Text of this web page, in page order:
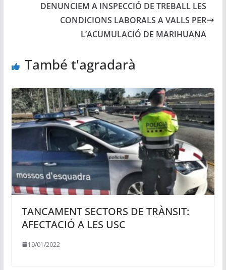
DENUNCIEM A INSPECCIÓ DE TREBALL LES
CONDICIONS LABORALS A VALLS PER
L’ACUMULACIÓ DE MARIHUANA
També t'agradarà
TANCAMENT SECTORS DE TRÀNSIT:
AFECTACIÓ A LES USC
19/01/2022